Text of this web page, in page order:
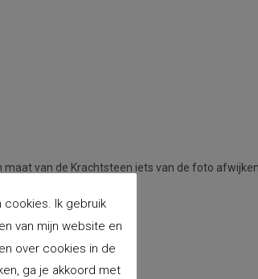
van de Krachtsteen iets van de foto
cookies. Ik gebruik
van mijn website en
over cookies in de
ga je akkoord met